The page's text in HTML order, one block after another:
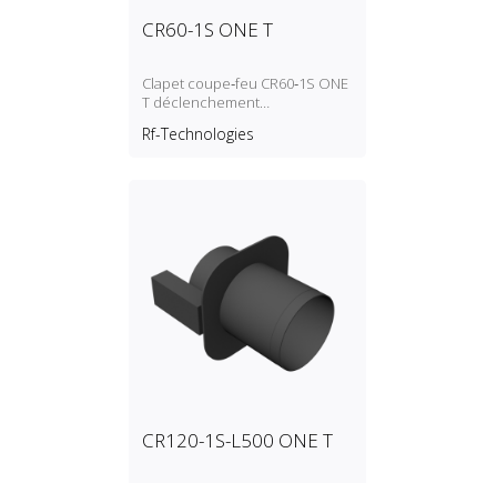
CR60-1S ONE T
Clapet coupe‑feu CR60‑1S ONE
T déclenchement
thermique)
Rf-Technologies
CR120-1S-L500 ONE T